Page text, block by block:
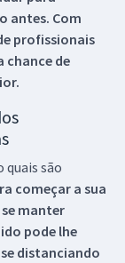
antes. Com
profissionais
chance de
quais são
começar a sua
manter
pode lhe
distanciando